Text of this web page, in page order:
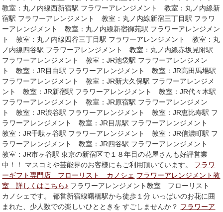
教室：丸ノ内線西新宿駅 フラワーアレンジメント 教室：丸ノ内線新
宿駅 フラワーアレンジメント 教室：丸ノ内線新宿三丁目駅 フラワ
ーアレンジメント 教室：丸ノ内線新宿御苑駅 フラワーアレンジメン
ト 教室：丸ノ内線四谷三丁目駅 フラワーアレンジメント 教室：丸
ノ内線四谷駅 フラワーアレンジメント 教室：丸ノ内線赤坂見附駅
フラワーアレンジメント 教室：JR池袋駅 フラワーアレンジメン
ト 教室：JR目白駅 フラワーアレンジメント 教室：JR高田馬場駅
フラワーアレンジメント 教室：JR新大久保駅 フラワーアレンジメ
ント 教室：JR新宿駅 フラワーアレンジメント 教室：JR代々木駅
フラワーアレンジメント 教室：JR原宿駅 フラワーアレンジメン
ト 教室：JR渋谷駅 フラワーアレンジメント 教室：JR恵比寿駅 フ
ラワーアレンジメント 教室：JR目黒駅 フラワーアレンジメント
教室：JR千駄ヶ谷駅 フラワーアレンジメント 教室：JR信濃町駅 フ
ラワーアレンジメント 教室：JR四谷駅 フラワーアレンジメント
教室：JR市ヶ谷駅 東京の新宿区で１８年目の花屋さんも好評営業
中！！ マスコミや芸能界のお客様にもご利用頂いています。 フラワ
ーギフト専門店 フローリスト カノシェ フラワーアレンジメント教
室 詳しくはこちら♪ フラワーアレンジメント教室 フローリスト
カノシェです。 都営新宿線曙橋駅から徒歩１分 いっぱいのお花に囲
まれた、少人数での楽しいひとときを すごしませんか？ フラワーア